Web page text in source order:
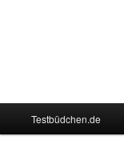
Testbüdchen.de